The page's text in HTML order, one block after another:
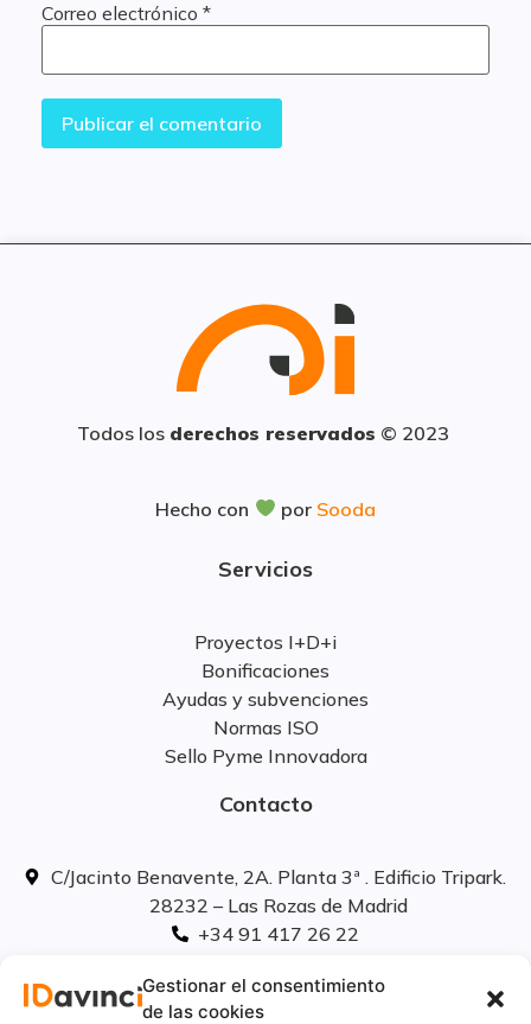
Gestionar el consentimiento
de las cookies
Correo electrónico *
Todos los derechos reservados © 2023
Hecho con por Sooda
Servicios
Proyectos I+D+i
Bonificaciones
Ayudas y subvenciones
Normas ISO
Sello Pyme Innovadora
Contacto
C/Jacinto Benavente, 2A. Planta 3ª . Edificio Tripark.
28232 – Las Rozas de Madrid
+34 91 417 26 22
linkedIn